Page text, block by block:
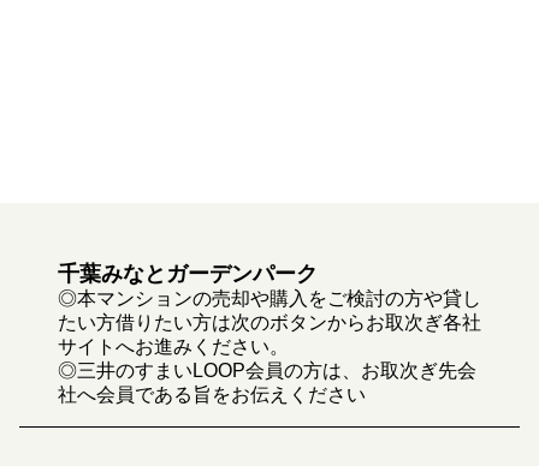
千葉みなとガーデンパーク
◎本マンションの売却や購入をご検討の方や貸し
たい方借りたい方は次のボタンからお取次ぎ各社
サイトへお進みください。
◎三井のすまいLOOP会員の方は、お取次ぎ先会
社へ会員である旨をお伝えください